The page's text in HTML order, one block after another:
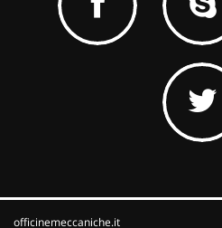
officinemeccaniche.it